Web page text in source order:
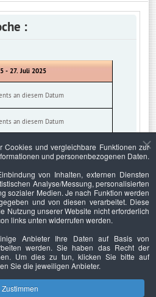
:
- 27. Juli 2025
an diesem Datum
an diesem Datum
an diesem Datum
an diesem Datum
an diesem Datum
an diesem Datum
Cookies und vergleichbare Funktionen zur
und personenbezogenen Daten.
von Inhalten, externen Diensten
Analyse/Messung, personalisierten
sozialer Medien. Je nach Funktion werden
und von diesen verarbeitet. Diese
Nutzung unserer Website nicht erforderlich
links unten widerrufen werden.
Anbieter Ihre Daten auf Basis von
werden. Sie haben das Recht der
Um dies zu tun, klicken Sie bitte auf
Sie die jeweiligen Anbieter.
Zustimmen